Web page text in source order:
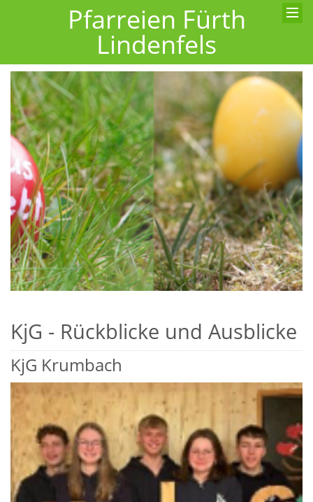
Pfarreien Fürth
Lindenfels
KjG - Rückblicke und Ausblicke
KjG Krumbach